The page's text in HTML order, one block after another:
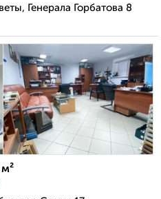
Генерала Горбатова 8